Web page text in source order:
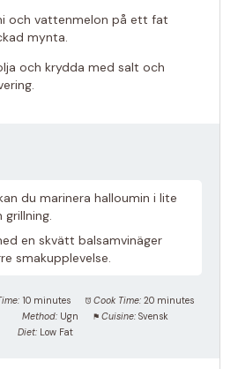
och vattenmelon på ett fat
mynta.
och krydda med salt och
du marinera halloumin i lite
en skvätt balsamvinäger
smakupplevelse.
10 minutes Cook Time: 20 minutes
Method: Ugn Cuisine: Svensk
Diet: Low Fat